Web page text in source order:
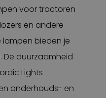
voor tractoren
en andere
bieden je
De duurzaamheid
Lights
onderhouds- en